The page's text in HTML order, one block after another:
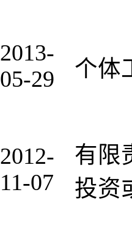
2013-
05-29
个体
2012-
11-07
有限
投资